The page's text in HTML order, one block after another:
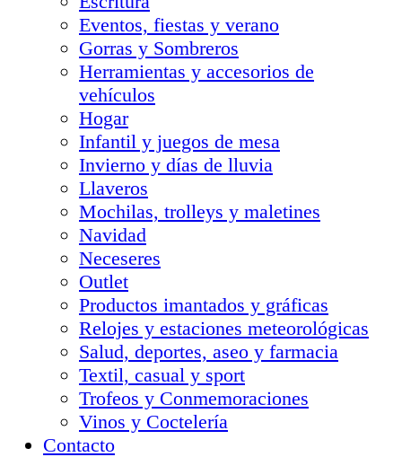
Eventos, fiestas y verano
Gorras y Sombreros
Herramientas y accesorios de
vehículos
Hogar
Infantil y juegos de mesa
Invierno y días de lluvia
Llaveros
Mochilas, trolleys y maletines
Navidad
Neceseres
Outlet
Productos imantados y gráficas
Relojes y estaciones meteorológicas
Salud, deportes, aseo y farmacia
Textil, casual y sport
Trofeos y Conmemoraciones
Vinos y Coctelería
Contacto